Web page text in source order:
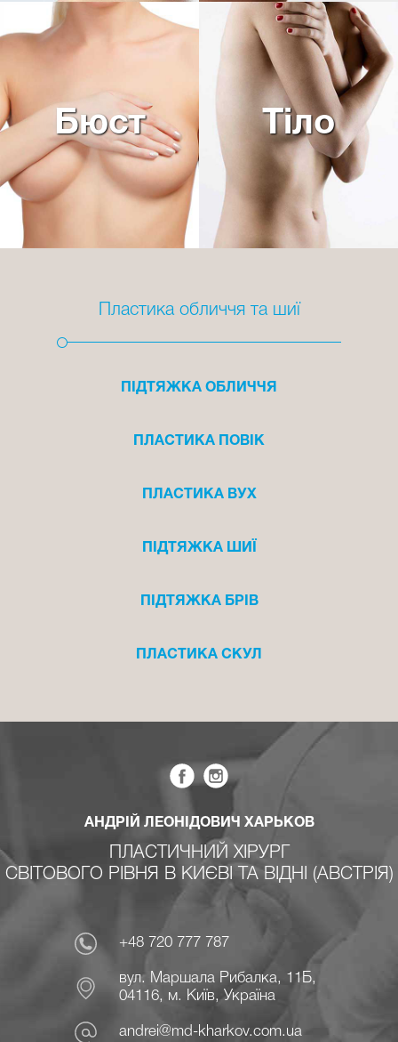
Бюст Тіло
Пластика обличчя та шиї
ПІДТЯЖКА ОБЛИЧЧЯ
ПЛАСТИКА ПОВІК
ПЛАСТИКА ВУХ
ПІДТЯЖКА ШИЇ
ПІДТЯЖКА БРІВ
ПЛАСТИКА СКУЛ
АНДРІЙ ЛЕОНІДОВИЧ ХАРЬКОВ
ПЛАСТИЧНИЙ ХІРУРГ
СВІТОВОГО РІВНЯ В КИЄВІ ТА ВІДНІ (АВСТРІЯ)
+48 720 777 787
вул. Маршала Рибалка, 11Б,
04116, м. Київ, Україна
andrei@md-kharkov.com.ua